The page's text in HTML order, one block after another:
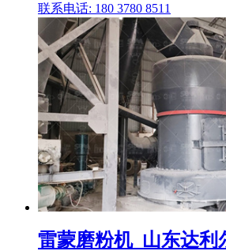
联系电话: 180 3780 8511
雷蒙磨粉机_山东达利